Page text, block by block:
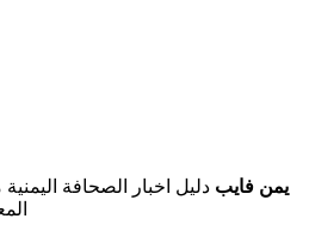
يمن فايب دليل اخبار الصحافة